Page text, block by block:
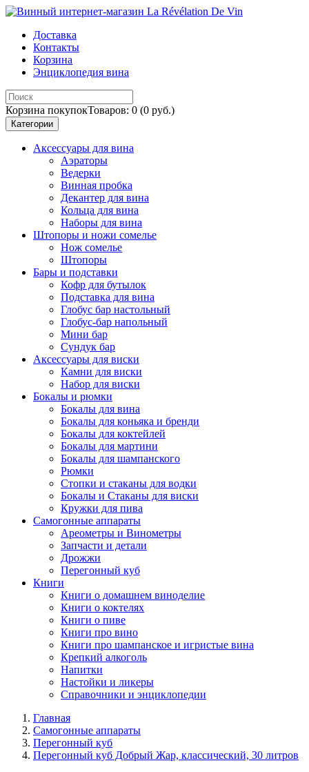
Доставка
Контакты
Корзина
Энциклопедия вина
Корзина покупокТоваров: 0 (0 руб.)
Категории
Аксессуары для вина
Аэраторы
Ведерки
Винная пробка
Декантер для вина
Кольца для вина
Наборы для вина
Штопоры и ножи сомелье
Нож сомелье
Штопоры
Бары и подставки
Кофр для бутылок
Подставка для вина
Глобус бар настольный
Глобус-бар напольный
Мини бар
Сундук бар
Аксессуары для виски
Камни для виски
Набор для виски
Бокалы и рюмки
Бокалы для вина
Бокалы для коньяка и бренди
Бокалы для коктейлей
Бокалы для мартини
Бокалы для шампанского
Рюмки
Стопки и стаканы для водки
Бокалы и Стаканы для виски
Кружки для пива
Самогонные аппараты
Ареометры и Винометры
Запчасти и детали
Дрожжи
Перегонный куб
Книги
Книги о домашнем виноделие
Книги о коктелях
Книги о пиве
Книги про вино
Книги про шампанское и игристые вина
Крепкий алкоголь
Напитки
Настойки и ликеры
Справочники и энциклопедии
Главная
Самогонные аппараты
Перегонный куб
Перегонный куб Добрый Жар, классический, 30 литров